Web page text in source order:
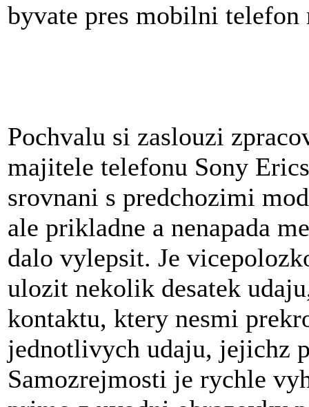
byvate pres mobilni telefon
Pochvalu si zaslouzi
majitele telefonu Sony
srovnani s predchozimi
ale prikladne a nenapada
dalo vylepsit. Je
ulozit nekolik desatek
kontaktu, ktery nesmi
jednotlivych udaju, jejichz
Samozrejmosti je rychle